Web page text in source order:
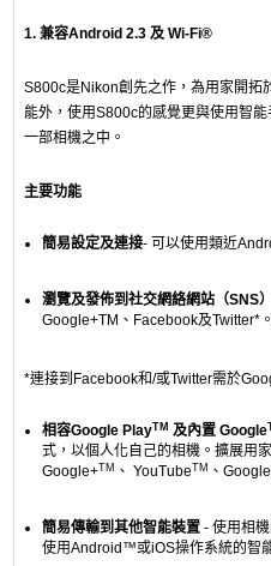
1. 兼容Android 2.3 及 Wi-Fi®
S800c是Nikon創先之作，為用家開拓
能外，使用S800c的感覺更與使用智
一部相機之中。
主要功能
簡易設定及連接- 可以使用類近
瀏覽及發佈到社交網絡網站（SNS）
Google+TM、Facebook及Twitter*
*連接到Facebook和/或Twitter需於
相容Google PlayTM 及內置 Google
式，以個人化自己的相機。擴展用
Google+TM 、 YouTubeTM 、
簡易傳輸到其他智能裝置 - 使用相
使用Android™或iOS操作系統的智